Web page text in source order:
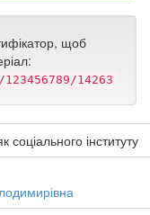
щоб
14263
соціального інституту